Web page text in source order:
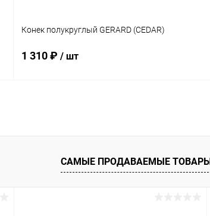
Конек полукруглый GERARD (CEDAR)
1 310 ₽ / шт
Купить в 1 клик Сравнение
В избранное Под заказ
САМЫЕ ПРОДАВАЕМЫЕ ТОВАРЫ